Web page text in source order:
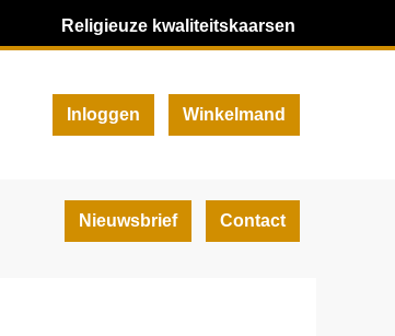
Religieuze kwaliteitskaarsen
Inloggen Winkelmand
Nieuwsbrief Contact